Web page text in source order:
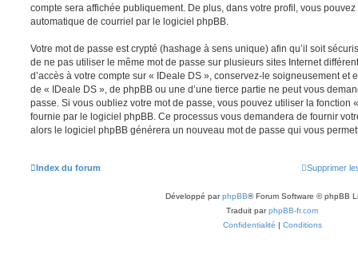
compte sera affichée publiquement. De plus, dans votre profil, vous
automatique de courriel par le logiciel phpBB.
Votre mot de passe est crypté (hashage à sens unique) afin qu’il soit
de ne pas utiliser le même mot de passe sur plusieurs sites Internet
d’accès à votre compte sur « IDeale DS », conservez-le soigneusement et
de « IDeale DS », de phpBB ou une d’une tierce partie ne peut vous
passe. Si vous oubliez votre mot de passe, vous pouvez utiliser la fonction
fournie par le logiciel phpBB. Ce processus vous demandera de fournir
alors le logiciel phpBB générera un nouveau mot de passe qui vous
Index du forum Supprimer
Développé parphpBB® Forum Software © phpBB
Traduit parphpBB-fr.com
Confidentialité | Conditions